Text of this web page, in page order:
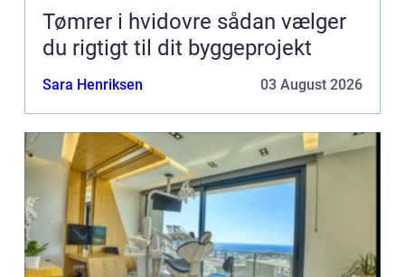
Tømrer i hvidovre sådan vælger
du rigtigt til dit byggeprojekt
Sara Henriksen 03 August 2026